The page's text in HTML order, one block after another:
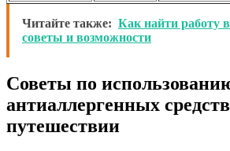
Читайте также: Как найти работу
советы и возможности
Советы по
антиаллергенных
путешествии